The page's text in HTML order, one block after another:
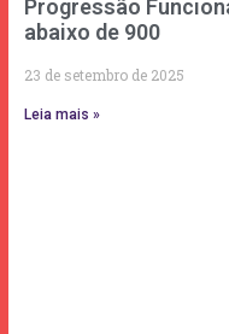
Progressão
abaixo de 900
23 de setembro de 2025
Leia mais »